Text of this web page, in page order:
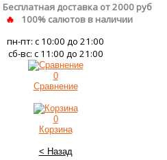
Бесплатная доставка от 2000 руб
100% салютов в наличии
пн-пт: с 10:00 до 21:00
сб-вс: с 11:00 до 21:00
0
Сравнение
0
Корзина
< Назад